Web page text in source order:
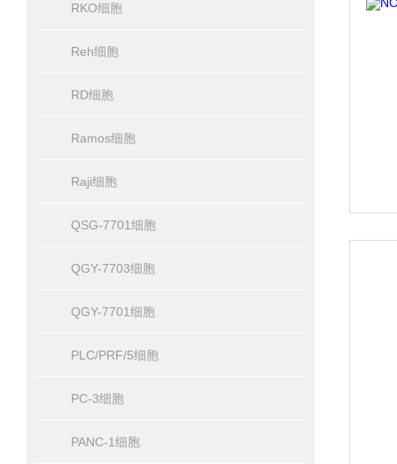
RKO细胞
Reh细胞
RD细胞
Ramos细胞
Raji细胞
QSG-7701细胞
QGY-7703细胞
QGY-7701细胞
PLC/PRF/5细胞
PC-3细胞
PANC-1细胞